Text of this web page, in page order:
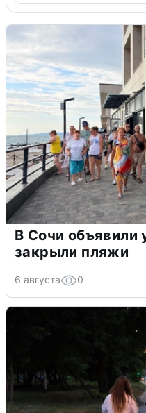
В Сочи объявили
закрыли пляжи
6 августа 0